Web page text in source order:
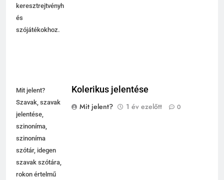
keresztrejtvényhez
és
szójátékokhoz.
Mit jelent?
Szavak, szavak
jelentése,
szinoníma,
szinoníma
szótár, idegen
szavak szótára,
rokon értelmű
Kolerikus jelentése
Mit jelent?
1 év ezelőtt 0